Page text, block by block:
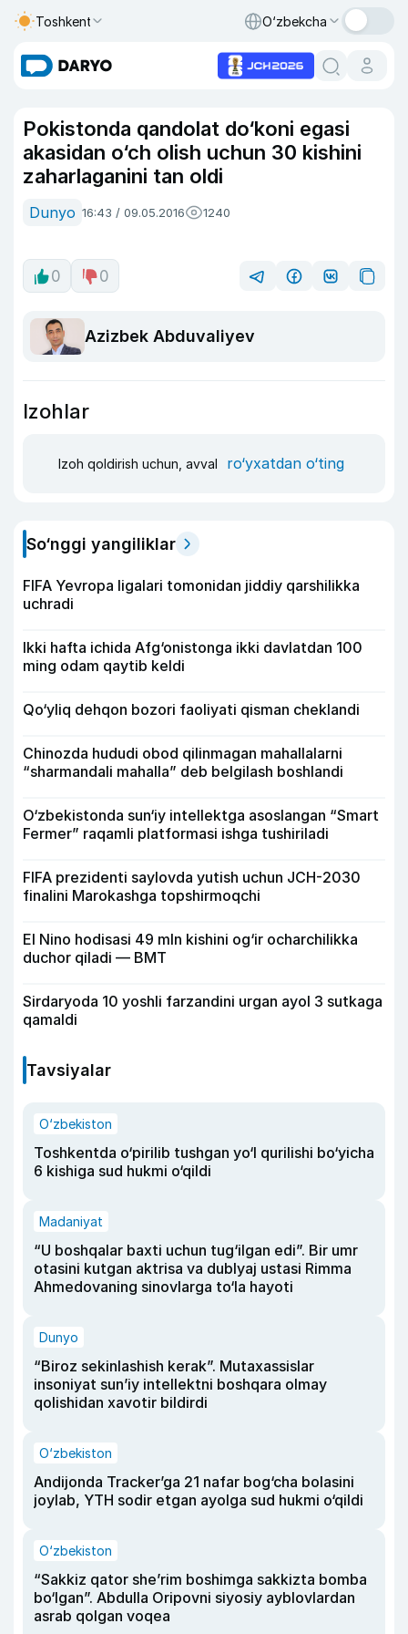
Toshkent O‘zbekcha
Pokistonda qandolat do‘koni egasi
akasidan o‘ch olish uchun 30 kishini
zaharlaganini tan oldi
Dunyo 16:43 / 09.05.2016 1240
0 0
Azizbek Abduvaliyev
Izohlar
Izoh qoldirish uchun, avval ro‘yxatdan o‘ting
So‘nggi yangiliklar
FIFA Yevropa ligalari tomonidan jiddiy qarshilikka
uchradi
Ikki hafta ichida Afg‘onistonga ikki davlatdan 100
ming odam qaytib keldi
Qo‘yliq dehqon bozori faoliyati qisman cheklandi
Chinozda hududi obod qilinmagan mahallalarni
“sharmandali mahalla” deb belgilash boshlandi
O‘zbekistonda sun‘iy intellektga asoslangan “Smart
Fermer” raqamli platformasi ishga tushiriladi
FIFA prezidenti saylovda yutish uchun JCH-2030
finalini Marokashga topshirmoqchi
El Nino hodisasi 49 mln kishini og‘ir ocharchilikka
duchor qiladi — BMT
Sirdaryoda 10 yoshli farzandini urgan ayol 3 sutkaga
qamaldi
Tavsiyalar
O‘zbekiston
Toshkentda o‘pirilib tushgan yo‘l qurilishi bo‘yicha
6 kishiga sud hukmi o‘qildi
Madaniyat
“U boshqalar baxti uchun tug‘ilgan edi”. Bir umr
otasini kutgan aktrisa va dublyaj ustasi Rimma
Ahmedovaning sinovlarga to‘la hayoti
Dunyo
“Biroz sekinlashish kerak”. Mutaxassislar
insoniyat sun’iy intellektni boshqara olmay
qolishidan xavotir bildirdi
O‘zbekiston
Andijonda Tracker’ga 21 nafar bog‘cha bolasini
joylab, YTH sodir etgan ayolga sud hukmi o‘qildi
O‘zbekiston
“Sakkiz qator she’rim boshimga sakkizta bomba
bo‘lgan”. Abdulla Oripovni siyosiy ayblovlardan
asrab qolgan voqea